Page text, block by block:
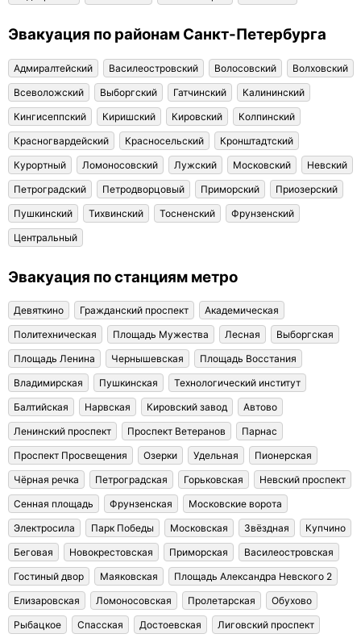
Эвакуация по районам Санкт-Петербурга
Адмиралтейский Василеостровский Волосовский
Волховский
Всеволожский
Выборгский Гатчинский
Калининский
Кингисеппский
Киришский Кировский
Колпинский
Красногвардейский
Красносельский
Кронштадтский
Курортный
Ломоносовский Лужский Московский
Невский
Петроградский
Петродворцовый Приморский
Приозерский
Пушкинский
Тихвинский Тосненский
Фрунзенский
Центральный
Эвакуация по станциям метро
Девяткино Гражданский проспект
Академическая
Политехническая
Площадь Мужества Лесная
Выборгская
Площадь Ленина
Чернышевская
Площадь Восстания
Владимирская
Пушкинская
Технологический институт
Балтийская
Нарвская Кировский завод
Автово
Ленинский проспект
Проспект Ветеранов
Парнас
Проспект Просвещения
Озерки Удельная
Пионерская
Чёрная речка
Петроградская Горьковская
Невский проспект
Сенная площадь
Фрунзенская
Московские ворота
Электросила
Парк Победы Московская Звёздная
Купчино
Беговая
Новокрестовская Приморская
Василеостровская
Гостиный двор
Маяковская
Площадь Александра Невского 2
Елизаровская
Ломоносовская Пролетарская
Обухово
Рыбацкое
Спасская Достоевская
Лиговский проспект